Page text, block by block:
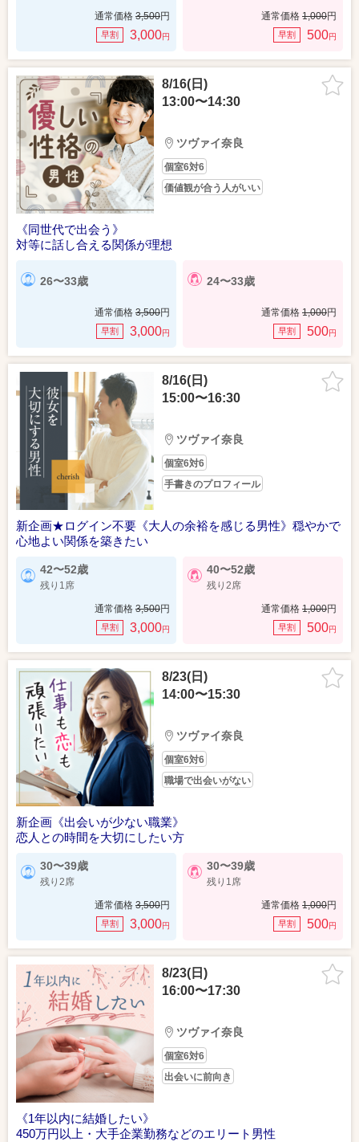
通常価格 3,500円
早割 3,000円
通常価格 1,000円
早割 500円
8/16(日)
13:00〜14:30
ツヴァイ奈良
個室6対6
価値観が合う人がいい
《同世代で出会う》
対等に話し合える関係が理想
26〜33歳
通常価格 3,500円
早割 3,000円
24〜33歳
通常価格 1,000円
早割 500円
8/16(日)
15:00〜16:30
ツヴァイ奈良
個室6対6
手書きのプロフィール
新企画★ログイン不要《大人の余裕を感じる男性》穏やかで
心地よい関係を築きたい
42〜52歳
残り1席
通常価格 3,500円
早割 3,000円
40〜52歳
残り2席
通常価格 1,000円
早割 500円
8/23(日)
14:00〜15:30
ツヴァイ奈良
個室6対6
職場で出会いがない
新企画《出会いが少ない職業》
恋人との時間を大切にしたい方
30〜39歳
残り2席
通常価格 3,500円
早割 3,000円
30〜39歳
残り1席
通常価格 1,000円
早割 500円
8/23(日)
16:00〜17:30
ツヴァイ奈良
個室6対6
出会いに前向き
《1年以内に結婚したい》
450万円以上・大手企業勤務などのエリート男性